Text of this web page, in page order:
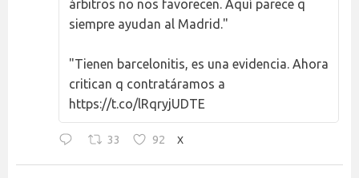
árbitros no nos favorecen. Aquí parece q
siempre ayudan al Madrid."
"Tienen barcelonitis, es una evidencia. Ahora
critican q contratáramos a
https://t.co/lRqryjUDTE
33 92 X